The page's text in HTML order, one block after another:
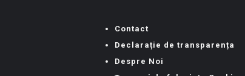
Contact
Declarație de transparența
Despre Noi